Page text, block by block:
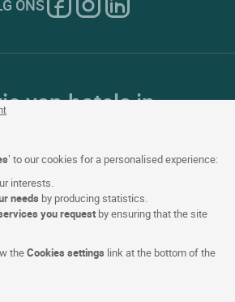
’ to our cookies for a personalised experience:
interests.
needs by producing statistics.
you request by ensuring that the site
theCookies settings link at the bottom of the
ONS
van hotels in